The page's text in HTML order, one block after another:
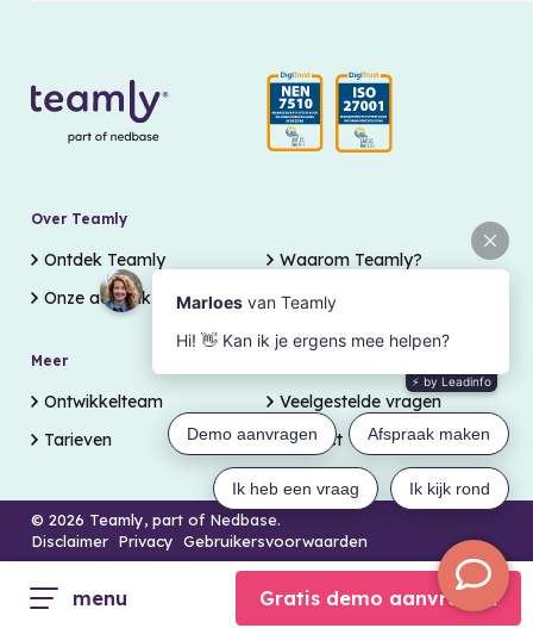
Over Teamly
Ontdek Teamly
Waarom Teamly?
Onze aanpak
Meer
Ontwikkelteam
Tarieven
Veelgestelde vragen
Contact
© 2026 Teamly, part of Nedbase.
Disclaimer Privacy Gebruikersvoorwaarden
menu Gratis demo aanvragen